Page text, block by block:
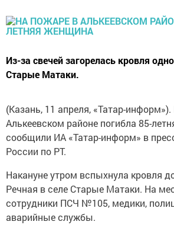
Из-за свечей загорелась кровля
Старые Матаки.
(Казань, 11 апреля, «Татар-
Алькеевском районе погибла 85-
сообщили ИА «Татар-информ» в
России по РТ.
Накануне утром вспыхнула кровля
Речная в селе Старые Матаки. На
сотрудники ПСЧ №105, медики,
аварийные службы.